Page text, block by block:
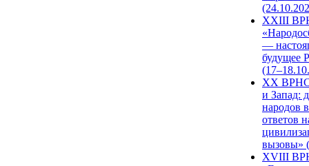
XXIII
—
будущее
XX ВРНС
и Запад:
народов
ответов
вызовы»
XVIII